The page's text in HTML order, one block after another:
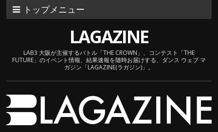
トップメニュー
LAGAZINE
LAB3 大阪が主催するバトル「THE CROWN」、コンテスト「THE
FUTURE」のイベント情報、結果速報を随時お届けする、ダンス ウェブ マ
ガジン「LAGAZINE(ラガジン)」。